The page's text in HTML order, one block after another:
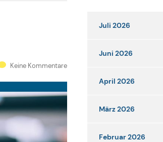
Keine Kommentare
Juli 2026
Juni 2026
April 2026
März 2026
Februar 2026